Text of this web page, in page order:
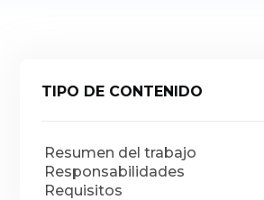
TIPO DE CONTENIDO
Resumen del trabajo
Responsabilidades
Requisitos